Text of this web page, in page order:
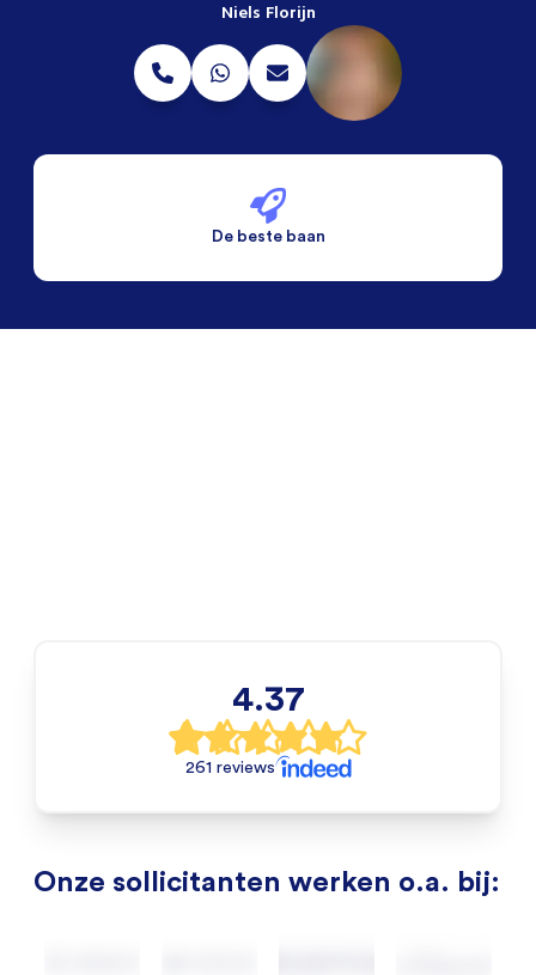
Niels Florijn
De beste baan
4.37
261 reviews
Onze sollicitanten werken o.a. bij: